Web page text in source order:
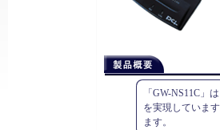
「GW-NS11C
を実現していま
ます。